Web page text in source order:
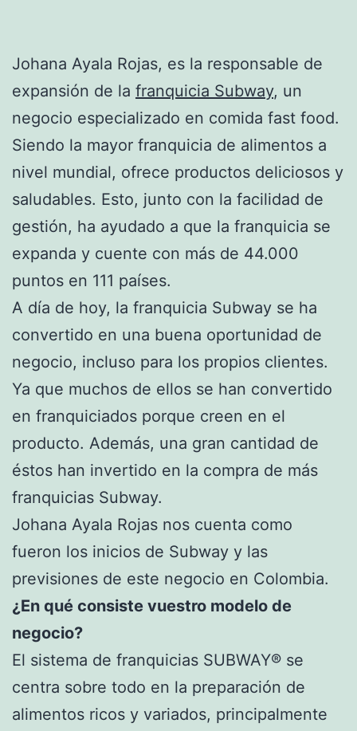
Johana Ayala Rojas, es la responsable de
expansión de la franquicia Subway, un
negocio especializado en comida fast food.
Siendo la mayor franquicia de alimentos a
nivel mundial, ofrece productos deliciosos y
saludables. Esto, junto con la facilidad de
gestión, ha ayudado a que la franquicia se
expanda y cuente con más de 44.000
puntos en 111 países.
A día de hoy, la franquicia Subway se ha
convertido en una buena oportunidad de
negocio, incluso para los propios clientes.
Ya que muchos de ellos se han convertido
en franquiciados porque creen en el
producto. Además, una gran cantidad de
éstos han invertido en la compra de más
franquicias Subway.
Johana Ayala Rojas nos cuenta como
fueron los inicios de Subway y las
previsiones de este negocio en Colombia.
¿En qué consiste vuestro modelo de
negocio?
El sistema de franquicias SUBWAY® se
centra sobre todo en la preparación de
alimentos ricos y variados, principalmente